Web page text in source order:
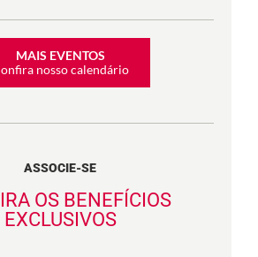
MAIS EVENTOS
nosso calendário
ASSOCIE-SE
OS BENEFÍCIOS
EXCLUSIVOS